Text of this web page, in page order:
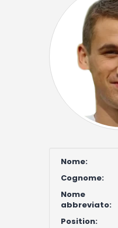
Nome:
Cognome:
Nome
abbreviato:
Position: